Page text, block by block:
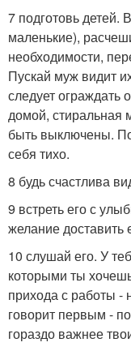
7 подготовь детей.
маленькие),
необходимости,
Пускай муж видит
следует ограждать
домой,
быть выключены.
себя тихо.
8 будь счастлива
9 встреть его с
желание доставить
10 слушай его. У
которыми ты
прихода с работы -
говорит первым -
гораздо важнее